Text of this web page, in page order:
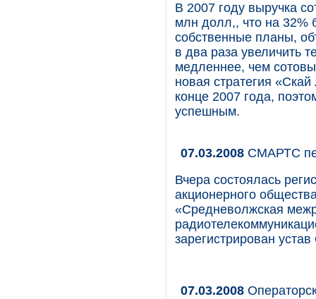
В 2007 году выручка
млн долл,, что на 32%
собственные планы,
в два раза увеличить
медленнее, чем
новая стратегия
конце 2007 года,
успешным.
07.03.2008 СМАРТС
Вчера состоялась
акционерного
«Средневолжская
зарегистрирован
07.03.2008